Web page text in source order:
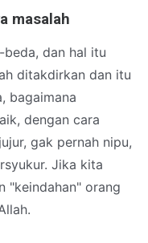
masalah
beda, dan hal itu
ditakdirkan dan itu
bagaimana
dengan cara
gak pernah nipu,
Jika kita
"keindahan" orang